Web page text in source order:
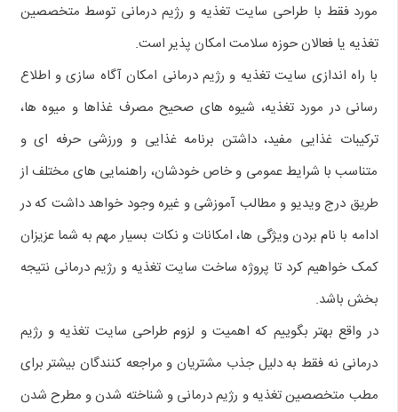
مورد فقط با طراحی سایت تغذیه و رژیم درمانی توسط متخصصین
تغذیه یا فعالان حوزه سلامت امکان پذیر است.
با راه اندازی سایت تغذیه و رژیم درمانی امکان آگاه سازی و اطلاع
رسانی در مورد تغذیه، شیوه های صحیح مصرف غذاها و میوه ها،
ترکیبات غذایی مفید، داشتن برنامه غذایی و ورزشی حرفه ای و
متناسب با شرایط عمومی و خاص خودشان، راهنمایی های مختلف از
طریق درج ویدیو و مطالب آموزشی و غیره وجود خواهد داشت که در
ادامه با نام بردن ویژگی ها، امکانات و نکات بسیار مهم به شما عزیزان
کمک خواهیم کرد تا پروژه ساخت سایت تغذیه و رژیم درمانی نتیجه
بخش باشد.
در واقع بهتر بگوییم که اهمیت و لزوم طراحی سایت تغذیه و رژیم
درمانی نه فقط به دلیل جذب مشتریان و مراجعه کنندگان بیشتر برای
مطب متخصصین تغذیه و رژیم درمانی و شناخته شدن و مطرح شدن